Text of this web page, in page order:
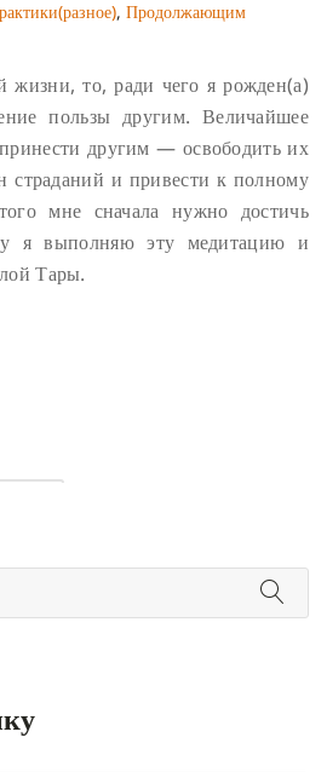
, Продолжающим
жизни, то, ради чего я рожден(а)
пользы другим. Величайшее
другим — освободить их
страданий и привести к полному
мне сначала нужно достичь
я выполняю эту медитацию и
Тары.